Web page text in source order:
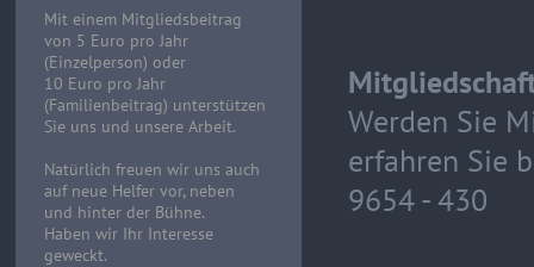
Mit einem Mitgliedsbeitrag
von 5 Euro pro Jahr
(Einzelperson) oder
10 Euro pro Jahr
(Familienbeitrag) unterstützen
Sie uns und unsere Arbeit.
Natürlich freuen wir uns auch
auf neue Helfer vor, neben
und hinter der Bühne.
Haben wir Ihr Interesse
geweckt.
Werden Sie
erfahren Sie
9654 - 430